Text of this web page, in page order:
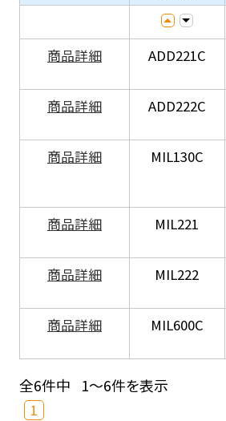
商品詳細 ADD221C
商品詳細
ADD222C
商品詳細
MIL130C
商品詳細
MIL221
商品詳細
MIL222
商品詳細
MIL600C
全6件中 1～6件を表示
1